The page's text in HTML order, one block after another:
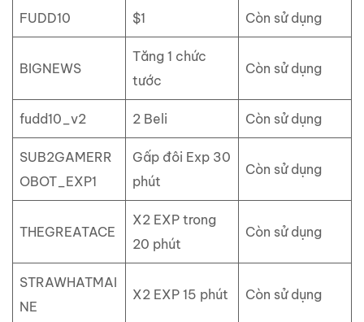
FUDD10 $1 Còn sử dụng
BIGNEWS
Tăng 1 chức
tước
Còn sử dụng
fudd10_v2 2 Beli Còn sử dụng
SUB2GAMERR
OBOT_EXP1
Gấp đôi Exp 30
phút
Còn sử dụng
THEGREATACE
X2 EXP trong
20 phút
Còn sử dụng
STRAWHATMAI
NE
X2 EXP 15 phút Còn sử dụng